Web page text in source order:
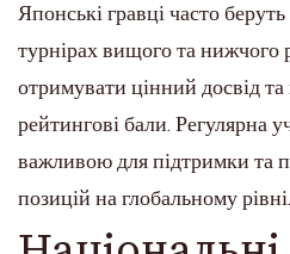
Японські гравці часто
турнірах вищого та нижчого
отримувати цінний досвід
рейтингові бали. Регулярна
важливою для підтримки та
позицій на глобальному рівні.